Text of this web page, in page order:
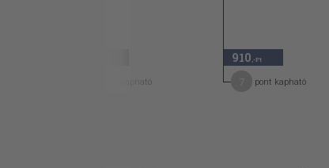
pont kapható
910 ,-Ft
pont kapható